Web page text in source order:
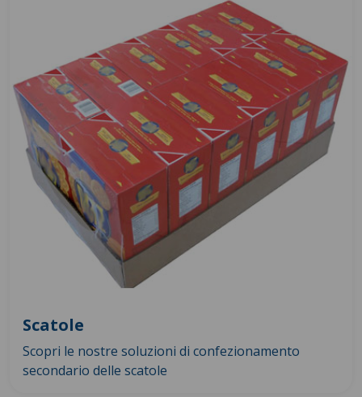
Scatole
Scopri le nostre soluzioni di confezionamento
secondario delle scatole